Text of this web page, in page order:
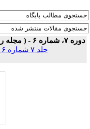
شماره ۶ - ( مجله روانشناسی و روانپزشکی شناخت ۱۳۹۹ )
جلد ۷ شماره ۶ صفحات ۱۱۴-۱۰۰